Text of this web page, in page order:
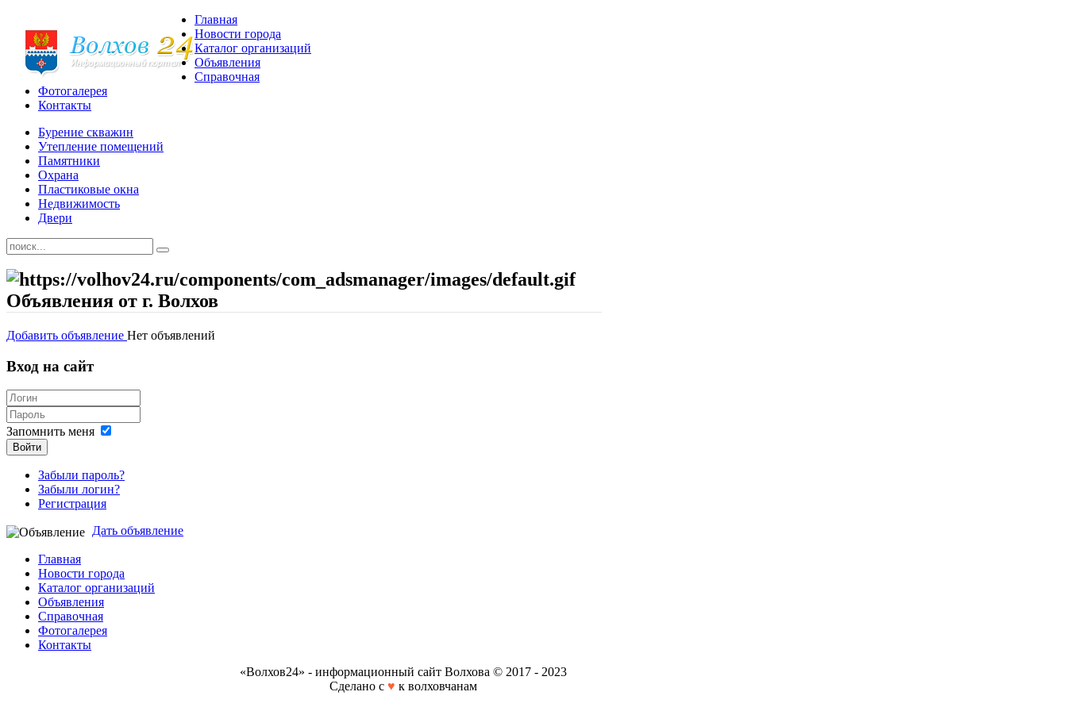
Главная
Новости города
Каталог организаций
Объявления
Справочная
Фотогалерея
Контакты
Бурение скважин
Утепление помещений
Памятники
Охрана
Пластиковые окна
Недвижимость
Двери
Объявления от г. Волхов
Добавить объявление Нет объявлений
Вход на сайт
Запомнить меня
Войти
Забыли пароль?
Забыли логин?
Регистрация
Дать объявление
Главная
Новости города
Каталог организаций
Объявления
Справочная
Фотогалерея
Контакты
«Волхов24» - информационный сайт Волхова © 2017 - 2023
Сделано с ♥ к волховчанам